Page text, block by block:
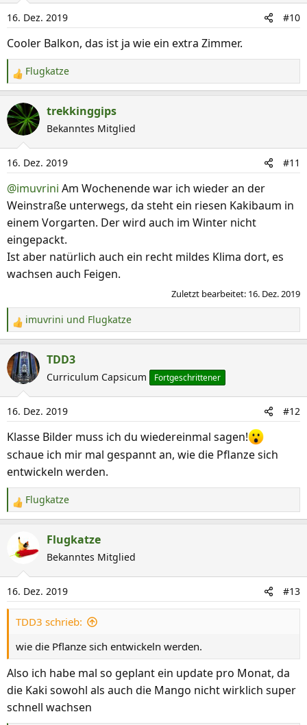
i
o
n
:
16. Dez. 2019 #10
Cooler Balkon, das ist ja wie ein extra Zimmer.
R
e
a
k
t
i
o
n
e
n
:
Flugkatze
trekkinggips
Bekanntes Mitglied
16. Dez. 2019 #11
@imuvrini Am Wochenende war ich wieder an der
Weinstraße unterwegs, da steht ein riesen Kakibaum in
einem Vorgarten. Der wird auch im Winter nicht
eingepackt.
Ist aber natürlich auch ein recht mildes Klima dort, es
wachsen auch Feigen.
Zuletzt bearbeitet: 16. Dez. 2019
R
e
a
k
t
i
o
n
n
:
imuvrini und Flugkatze
TDD3
Curriculum Capsicum Fortgeschrittener
16. Dez. 2019 #12
Klasse Bilder muss ich du wiedereinmal sagen!
schaue ich mir mal gespannt an, wie die Pflanze sich
entwickeln werden.
R
e
k
i
o
n
:
Flugkatze
Flugkatze
Bekanntes Mitglied
16. Dez. 2019 #13
TDD3 schrieb:
wie die Pflanze sich entwickeln werden.
Also ich habe mal so geplant ein update pro Monat, da
die Kaki sowohl als auch die Mango nicht wirklich super
schnell wachsen